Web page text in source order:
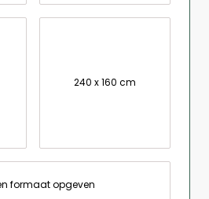
240 x 160 cm
formaat opgeven